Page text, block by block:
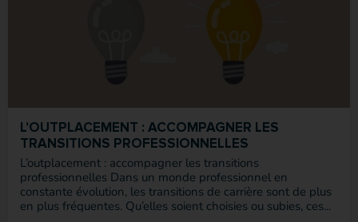
L’OUTPLACEMENT : ACCOMPAGNER LES
TRANSITIONS PROFESSIONNELLES
L’outplacement : accompagner les transitions
professionnelles Dans un monde professionnel en
constante évolution, les transitions de carrière sont de plus
en plus fréquentes. Qu’elles soient choisies ou subies, ces...